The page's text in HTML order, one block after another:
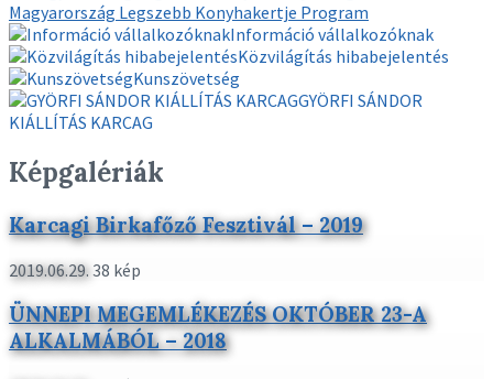
Magyarország Legszebb Konyhakertje Program
Információ vállalkozóknak
Közvilágítás hibabejelentés
Kunszövetség
GYÖRFI SÁNDOR
KIÁLLÍTÁS KARCAG
Képgalériák
Karcagi Birkafőző Fesztivál – 2019
2019.06.29.38 kép
More
ÜNNEPI MEGEMLÉKEZÉS OKTÓBER 23-A
ALKALMÁBÓL – 2018